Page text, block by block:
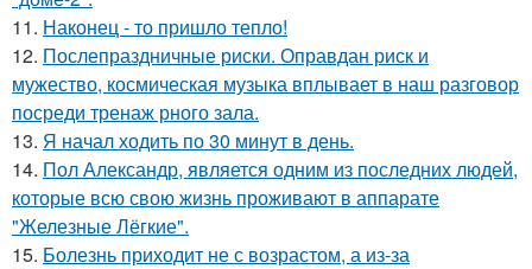
11. Наконец - то пришло тепло!
12. Послепраздничные риски. Оправдан риск и
мужество, космическая музыка вплывает в наш разговор
посреди тренаж рного зала.
13. Я начал ходить по 30 минут в день.
14. Пол Александр, является одним из последних людей,
которые всю свою жизнь проживают в аппарате
"Железные Лёгкие".
15. Болезнь приходит не с возрастом, а из-за